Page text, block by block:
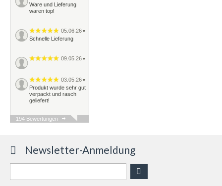
Ware und Lieferung
waren top!
05.06.26 ▼
Schnelle Lieferung
09.05.26 ▼
03.05.26 ▼
Produkt wurde sehr gut
verpackt und rasch
geliefert!
29.04.26
194 Bewertungen
Newsletter-Anmeldung